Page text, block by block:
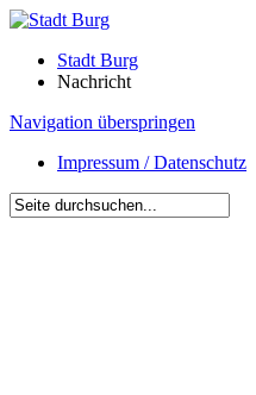
Stadt Burg
Nachricht
Navigation überspringen
Impressum / Datenschutz